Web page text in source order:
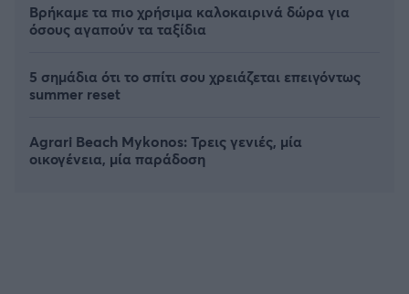
Βρήκαμε τα πιο χρήσιμα καλοκαιρινά δώρα για
όσους αγαπούν τα ταξίδια
5 σημάδια ότι το σπίτι σου χρειάζεται επειγόντως
summer reset
Agrari Beach Mykonos: Τρεις γενιές, μία
οικογένεια, μία παράδοση